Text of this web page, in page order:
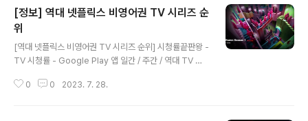
간 1위를 ... www.yna.co.kr [넷플릭스 차트 - 시청률끝
판왕 APP] 시청률끝판왕 - TV 시청률 - Google Play
앱 일간 / 주간 / 역대 TV 시청률 순위 play.google.com
[정보] 역대 넷플릭스 비영어권 TV 시리즈 순
위
[역대 넷플릭스 비영어권 TV 시리즈 순위] 시청률끝판왕 -
TV 시청률 - Google Play 앱 일간 / 주간 / 역대 TV 시
0 0 2023. 7. 28.